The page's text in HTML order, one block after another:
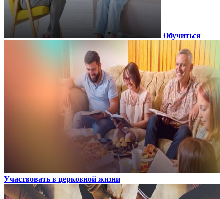
Обучиться
Участвовать в церковной жизни